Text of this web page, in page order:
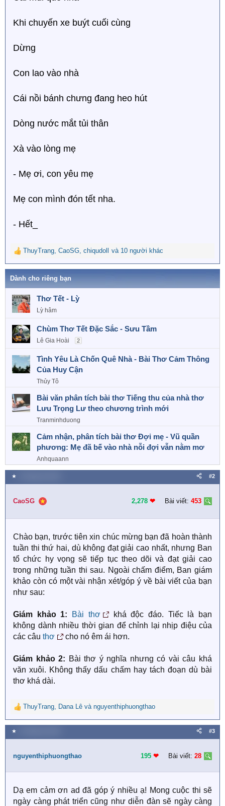
Khi chuyến xe buýt cuối cùng
Dừng
Con lao vào nhà
Cái nồi bánh chưng đang heo hút
Dòng nước mắt tủi thân
Xà vào lòng mẹ
- Mẹ ơi, con yêu mẹ
Mẹ con mình đón tết nha.
- Hết_
R
e
c
t
i
o
n
s
:
ThuyTrang CaoSG chiqudoll và 10 người khác
Dành cho riêng bạn
Thơ Tết - Lỳ
Lỳ hâm
Chùm Thơ Tết Đặc Sắc - Sưu Tầm
Lê Gia Hoài 2
Tình Yêu Là Chốn Quê Nhà - Bài Thơ Cảm Thông
Của Huy Cận
Thủy Tô
Bài văn phân tích bài thơ Tiếng thu của nhà thơ
Lưu Trọng Lư theo chương trình mới
Tranminhduong
Cảm nhận, phân tích bài thơ Đợi mẹ - Vũ quần
phương: Mẹ đã bế vào nhà nỗi đợi vẫn nằm mơ
Anhquaann
★ #2
CaoSG 2,278 ❤︎ Bài viết: 453
Chào bạn, trước tiên xin chúc mừng bạn đã hoàn thành
tuần thi thứ hai, dù không đạt giải cao nhất, nhưng Ban
tổ chức hy vọng sẽ tiếp tục theo dõi và đạt giải cao
trong những tuần thi sau. Ngoài chấm điểm, Ban giám
khảo còn có một vài nhận xét/góp ý về bài viết của bạn
như sau:
Giám khảo 1: Bài thơ
khá độc đáo. Tiếc là bạn
không dành nhiều thời gian để chỉnh lại nhịp điệu của
các câu thơ cho nó êm ái hơn.
Giám khảo 2: Bài thơ ý nghĩa nhưng có vài câu khá
văn xuôi. Không thấy dấu chấm hay tách đoạn dù bài
thơ khá dài.
R
e
a
c
i
n
:
ThuyTrang Dana Lê và nguyenthiphuongthao
★ #3
nguyenthiphuongthao 195 ❤︎ Bài viết: 28
Dạ em cảm ơn ad đã góp ý nhiều ạ! Mong cuộc thi sẽ
ngày càng phát triển cũng như diễn đàn sẽ ngày càng